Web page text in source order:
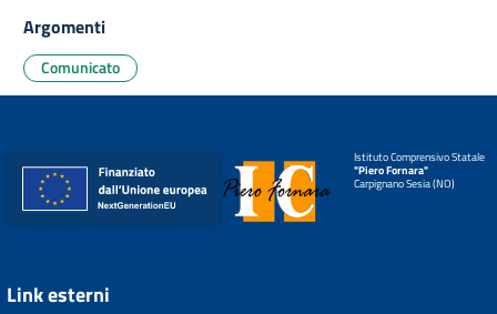
Argomenti
Comunicato
Istituto Comprensivo Statale
"Piero Fornara"
Carpignano Sesia (NO)
Link esterni